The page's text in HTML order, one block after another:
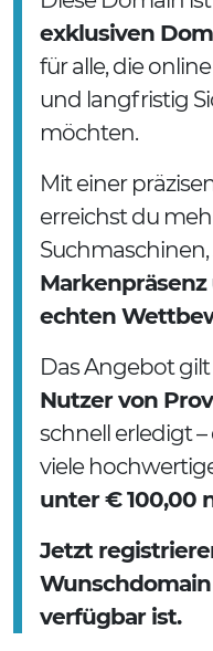
exklusiven
für alle, die
und langfristig
möchten.
Mit einer
erreichst du
Markenpräsenz
echten
Das Angebot gilt
Nutzer von
schnell erledigt
viele
unter € 100,00
Jetzt
Wunschdomain
verfügbar ist.